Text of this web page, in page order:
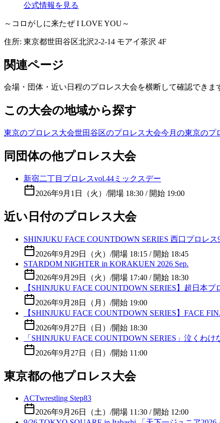
公式情報を見る
～コロがしに来たぜ I LOVE YOU～
住所: 東京都世田谷区北沢2-2-14 モアイ茶沢 4F
関連ページ
会場・団体・近い日程のプロレス大会を横断して確認できま
この大会の地域から探す
東京のプロレス大会世田谷区のプロレス大会今月の東京のプ
同団体の他プロレス大会
新宿二丁目プロレスvol.44ミックスデー
2026年9月1日（火） /開場 18:30 / 開始 19:00
近い日付のプロレス大会
SHINJUKU FACE COUNTDOWN SERIES 西口プロレス
2026年9月29日（火） /開場 18:15 / 開始 18:45
STARDOM NIGHTER in KORAKUEN 2026 Sep.
2026年9月29日（火） /開場 17:40 / 開始 18:30
【SHINJUKU FACE COUNTDOWN SERIES】超日本
2026年9月28日（月） /開始 19:00
【SHINJUKU FACE COUNTDOWN SERIES】FACE
2026年9月27日（日） /開始 18:30
「SHINJUKU FACE COUNTDOWN SERIES」泣くわ
2026年9月27日（日） /開始 11:00
東京都の他プロレス大会
ACTwrestling Step83
2026年9月26日（土） /開場 11:30 / 開始 12:00